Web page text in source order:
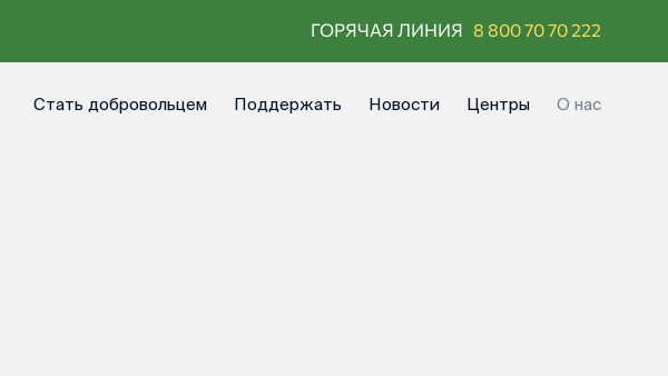
ГОРЯЧАЯ ЛИНИЯ 8 800 70 70 222
Стать добровольцем Поддержать Новости Центры О нас